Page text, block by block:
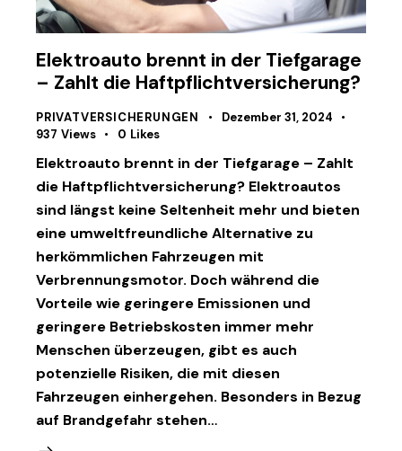
Elektroauto brennt in der Tiefgarage
– Zahlt die Haftpflichtversicherung?
PRIVATVERSICHERUNGEN
Dezember 31, 2024
937 Views 0 Likes
Elektroauto brennt in der Tiefgarage – Zahlt
die Haftpflichtversicherung? Elektroautos
sind längst keine Seltenheit mehr und bieten
eine umweltfreundliche Alternative zu
herkömmlichen Fahrzeugen mit
Verbrennungsmotor. Doch während die
Vorteile wie geringere Emissionen und
geringere Betriebskosten immer mehr
Menschen überzeugen, gibt es auch
potenzielle Risiken, die mit diesen
Fahrzeugen einhergehen. Besonders in Bezug
auf Brandgefahr stehen…